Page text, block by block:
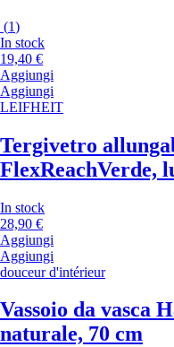
(1)
In stock
19,40 €
Aggiungi
Aggiungi
LEIFHEIT
Tergivetro
FlexReachVerde,
In stock
28,90 €
Aggiungi
Aggiungi
douceur d'intérieur
Vassoio da vasca
naturale, 70 cm